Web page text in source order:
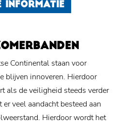
INFORMATIE
Continental staan voor
blijven innoveren. Hierdoor
als de veiligheid steeds verder
veel aandacht besteed aan
Hierdoor wordt het